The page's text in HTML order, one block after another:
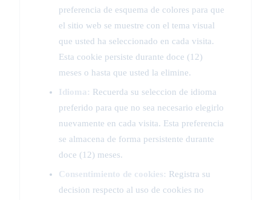
preferencia de esquema de colores para que
el sitio web se muestre con el tema visual
que usted ha seleccionado en cada visita.
Esta cookie persiste durante doce (12)
meses o hasta que usted la elimine.
Idioma: Recuerda su seleccion de idioma
preferido para que no sea necesario elegirlo
nuevamente en cada visita. Esta preferencia
se almacena de forma persistente durante
doce (12) meses.
Consentimiento de cookies: Registra su
decision respecto al uso de cookies no